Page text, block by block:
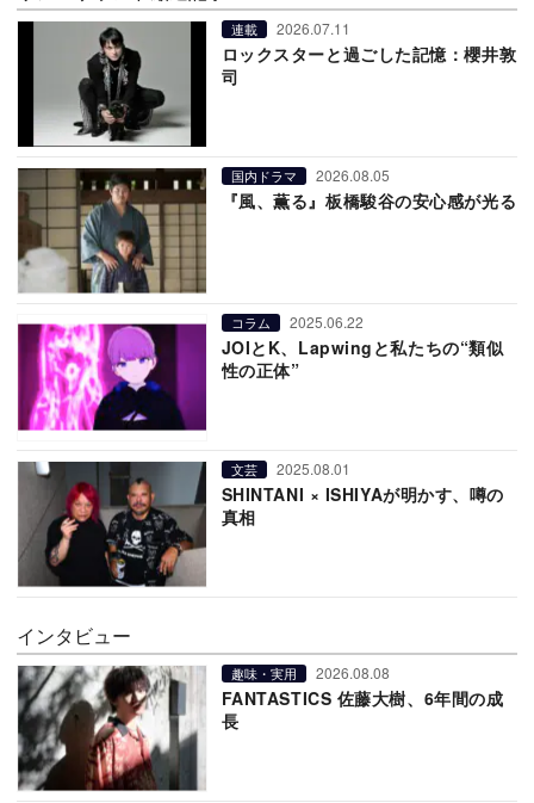
連載 2026.07.11
ロックスターと過ごした記憶：櫻井敦
司
国内ドラマ 2026.08.05
『風、薫る』板橋駿谷の安心感が光る
コラム 2025.06.22
JOIとK、Lapwingと私たちの“類似
性の正体”
文芸 2025.08.01
SHINTANI × ISHIYAが明かす、噂の
真相
インタビュー
趣味・実用 2026.08.08
FANTASTICS 佐藤大樹、6年間の成
長